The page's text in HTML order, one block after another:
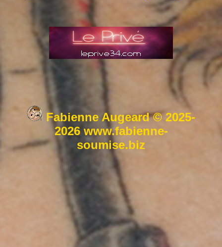
Fabienne Augeard © 2025-
2026 www.fabienne-
soumise.biz